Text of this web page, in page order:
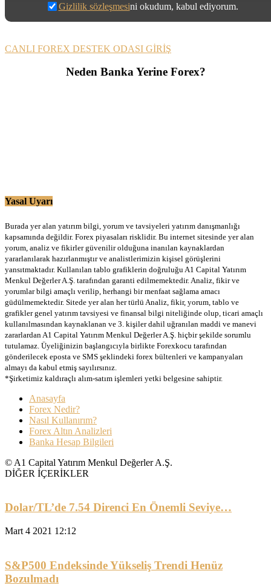
Gizlilik sözleşmesini okudum, kabul ediyorum.
CANLI FOREX DESTEK ODASI GİRİŞ
Neden Banka Yerine Forex?
Yasal Uyarı
Burada yer alan yatırım bilgi, yorum ve tavsiyeleri yatırım danışmanlığı
kapsamında değildir. Forex piyasaları risklidir. Bu internet sitesinde yer alan
yorum, analiz ve fikirler güvenilir olduğuna inanılan kaynaklardan
yararlanılarak hazırlanmıştır ve analistlerimizin kişisel görüşlerini
yansıtmaktadır. Kullanılan tablo grafiklerin doğruluğu A1 Capital Yatırım
Menkul Değerler A.Ş. tarafından garanti edilmemektedir. Analiz, fikir ve
yorumlar bilgi amaçlı verilip, herhangi bir menfaat sağlama amacı
güdülmemektedir. Sitede yer alan her türlü Analiz, fikir, yorum, tablo ve
grafikler genel yatırım tavsiyesi ve finansal bilgi niteliğinde olup, ticari amaçlı
kullanılmasından kaynaklanan ve 3. kişiler dahil uğranılan maddi ve manevi
zararlardan A1 Capital Yatırım Menkul Değerler A.Ş. hiçbir şekilde sorumlu
tutulamaz. Üyeliğinizin başlangıcıyla birlikte Forexkocu tarafından
gönderilecek eposta ve SMS şeklindeki forex bültenleri ve kampanyaları
almayı da kabul etmiş sayılırsınız.
*Şirketimiz kaldıraçlı alım-satım işlemleri yetki belgesine sahiptir.
Anasayfa
Forex Nedir?
Nasıl Kullanırım?
Forex Altın Analizleri
Banka Hesap Bilgileri
© A1 Capital Yatırım Menkul Değerler A.Ş.
DİĞER İÇERİKLER
Dolar/TL’de 7.54 Direnci En Önemli Seviye…
Mart 4 2021 12:12
S&P500 Endeksinde Yükseliş Trendi Henüz
Bozulmadı